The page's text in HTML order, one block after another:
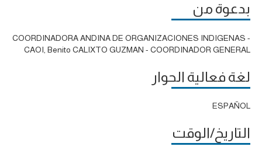
بدعوة من
COORDINADORA ANDINA DE ORGANIZACIONES INDIGENAS -
CAOI, Benito CALIXTO GUZMAN - COORDINADOR GENERAL
لغة فعالية الحوار
ESPAÑOL
التاريخ/الوقت